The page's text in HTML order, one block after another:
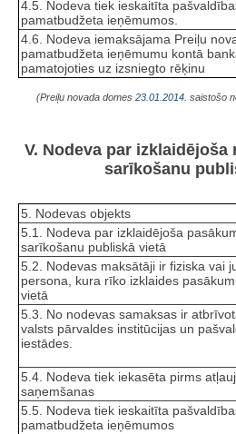
4.5. Nodeva tiek ieskaitīta
pamatbudžeta ieņēmumos.
4.6. Nodeva iemaksājama Preiļu
pamatbudžeta ieņēmumu kontā
pamatojoties uz izsniegto rēķinu
(Preiļu novada domes 23.01.2014. saistošo
V. Nodeva par izklaidējoša
sarīkošanu
5. Nodevas objekts
5.1. Nodeva par izklaidējoša
sarīkošanu publiskā vietā
5.2. Nodevas maksātāji ir fiziska vai
persona, kura rīko izklaides
vietā
5.3. No nodevas samaksas ir
valsts pārvaldes institūcijas un
iestādes.
5.4. Nodeva tiek iekasēta pirms
saņemšanas
5.5. Nodeva tiek ieskaitīta
pamatbudžeta ieņēmumos